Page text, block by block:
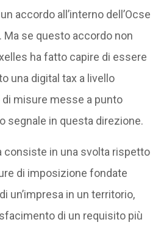
accordo all’interno dell’Ocse
Ma se questo accordo non
ha fatto capire di essere
una digital tax a livello
misure messe a punto
segnale in questa direzione.
consiste in una svolta rispetto
di imposizione fondate
un’impresa in un territorio,
di un requisito più